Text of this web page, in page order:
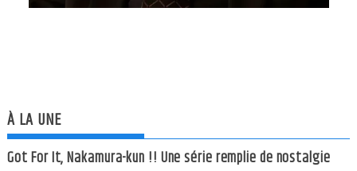
À LA UNE
Got For It, Nakamura-kun !! Une série remplie de nostalgie